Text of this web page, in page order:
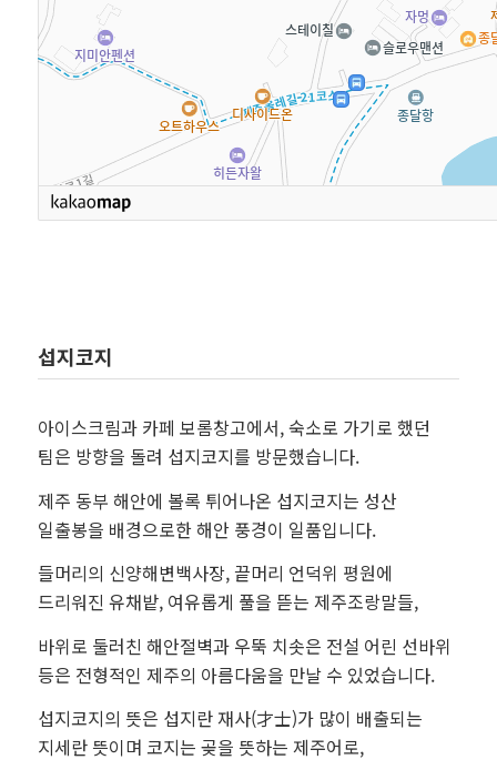
섭지코지
아이스크림과 카페 보롬창고에서, 숙소로 가기로 했던
팀은 방향을 돌려 섭지코지를 방문했습니다.
제주 동부 해안에 볼록 튀어나온 섭지코지는 성산
일출봉을 배경으로한 해안 풍경이 일품입니다.
들머리의 신양해변백사장, 끝머리 언덕위 평원에
드리워진 유채밭, 여유롭게 풀을 뜯는 제주조랑말들,
바위로 둘러친 해안절벽과 우뚝 치솟은 전설 어린 선바위
등은 전형적인 제주의 아름다움을 만날 수 있었습니다.
섭지코지의 뜻은 섭지란 재사(才士)가 많이 배출되는
지세란 뜻이며 코지는 곶을 뜻하는 제주어로,